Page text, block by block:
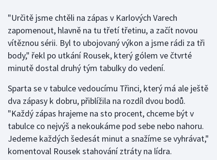
Florbal
Futsal
Golf
Gymnastika
Házená
Jezdectví
Judo
"Určitě jsme chtěli na zápas v Karlových Varech
zapomenout, hlavně na tu třetí třetinu, a začít novou
vítěznou sérii. Byl to ubojovaný výkon a jsme rádi za tři
body," řekl po utkání Rousek, který gólem ve čtvrté
minutě dostal druhý tým tabulky do vedení.
Sparta se v tabulce vedoucímu Třinci, který má ale ještě
dva zápasy k dobru, přiblížila na rozdíl dvou bodů.
"Každý zápas hrajeme na sto procent, chceme být v
tabulce co nejvýš a nekoukáme pod sebe nebo nahoru.
Jedeme každých šedesát minut a snažíme se vyhrávat,"
komentoval Rousek stahování ztráty na lídra.